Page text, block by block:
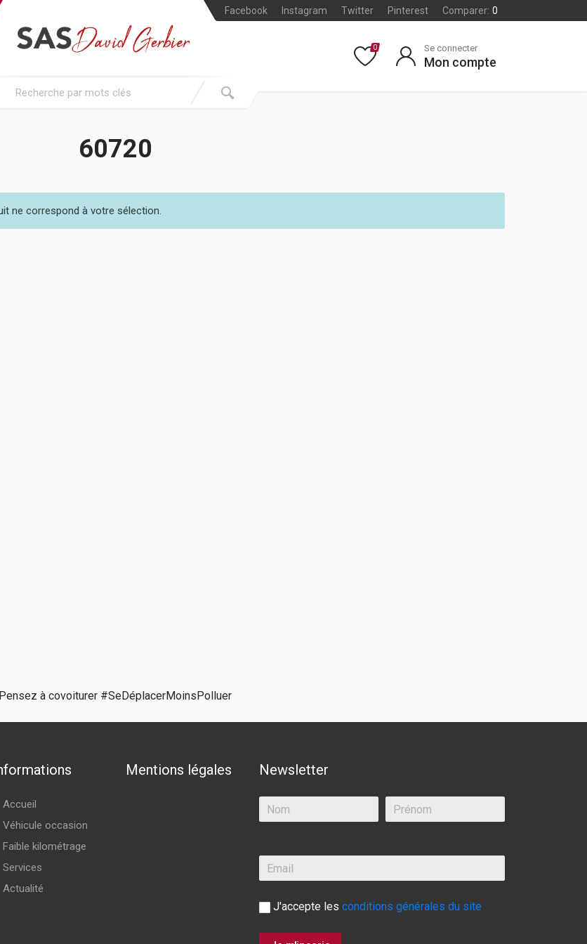
Facebook Instagram Twitter Pinterest Comparer: 0
0 Se connecter
Mon compte
60720
ne correspond à votre sélection.
Pensez à covoiturer #SeDéplacerMoinsPolluer
Accueil
Véhicule occasion
Faible kilométrage
Services
Actualité
Mentions légales Newsletter
J'accepte les conditions générales du site